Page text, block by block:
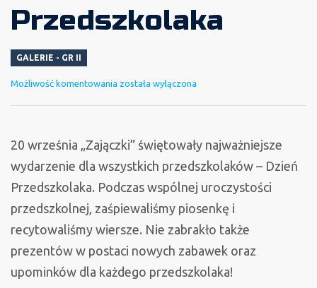
Przedszkolaka
GALERIE - GR II
Możliwość komentowania Dzień
została wyłączona
20 września „Zajączki” świętowały najważniejsze
wydarzenie dla wszystkich przedszkolaków – Dzień
Przedszkolaka. Podczas wspólnej uroczystości
przedszkolnej, zaśpiewaliśmy piosenkę i
recytowaliśmy wiersze. Nie zabrakło także
prezentów w postaci nowych zabawek oraz
upominków dla każdego przedszkolaka!